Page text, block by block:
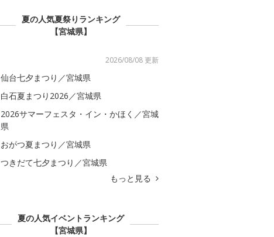
夏の人気夏祭りランキング
【宮城県】
2026/08/08 更新
仙台七夕まつり／宮城県
白石夏まつり2026／宮城県
2026サマーフェスタ・イン・かほく／宮城
県
おがつ夏まつり／宮城県
つきだて七夕まつり／宮城県
もっと見る
夏の人気イベントランキング
【宮城県】